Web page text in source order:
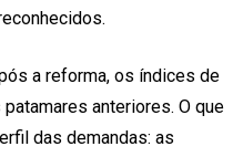
a reforma, os índices de
anteriores. O que
das demandas: as